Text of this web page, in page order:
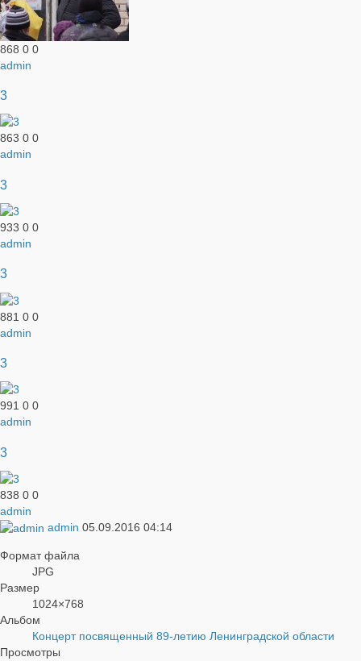
868 0 0
admin
3
863 0 0
admin
3
933 0 0
admin
3
881 0 0
admin
3
991 0 0
admin
3
838 0 0
admin
admin 05.09.2016 04:14
Формат файла
JPG
Размер
1024×768
Альбом
Концерт посвященный 89-летию Ленинградской области
Просмотры